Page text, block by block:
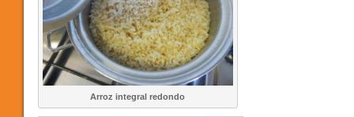
Arroz integral redondo